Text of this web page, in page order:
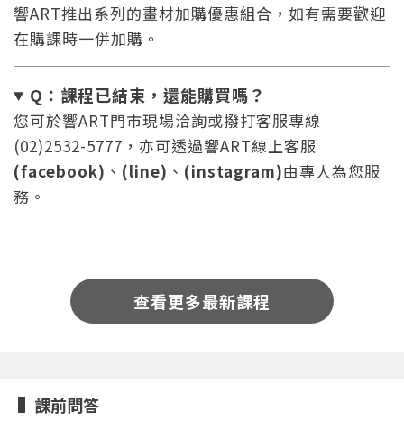
或 或
您將收到一封Email，請依照信件中的指示重新登
重設密碼
系統偵測到您的帳號重複登入，
點擊下方「確定」將前一位使用者強制登出。
確定
取消
響ART推出系列的畫材加購優惠組合，如有需要歡迎
在購課時一併加購。
Q：課程已結束，還能購買嗎？
您可於響ART門市現場洽詢或撥打客服專線
(02)2532-5777，亦可透過響ART線上客服
(facebook) 、 (line) 、 (instagram)由專人為您服
務。
查看更多最新課程
課前問答